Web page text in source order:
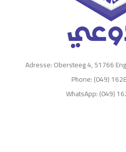
Adresse: Obersteeg 4, 51766
Phone: (049)
WhatsApp: (049)